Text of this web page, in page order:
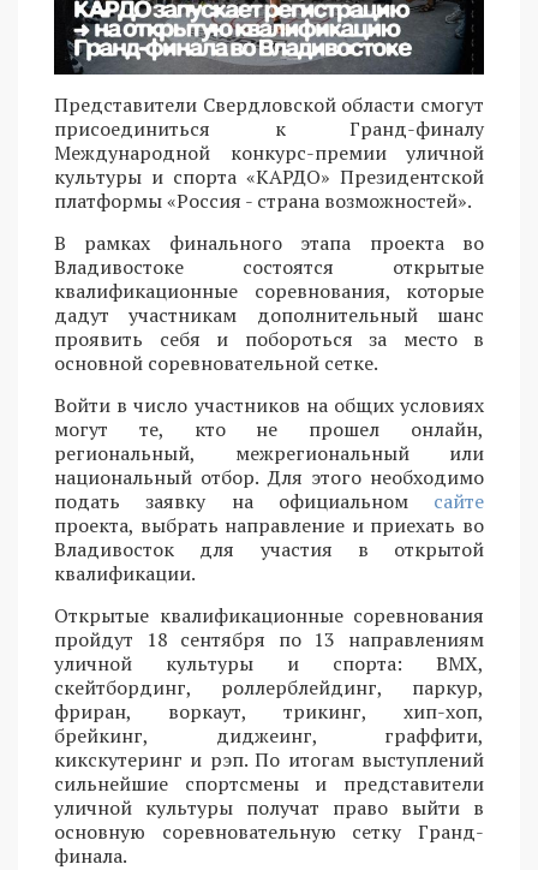
Представители Свердловской области смогут
присоединиться к Гранд-финалу
Международной конкурс-премии уличной
культуры и спорта «КАРДО» Президентской
платформы «Россия - страна возможностей».
В рамках финального этапа проекта во
Владивостоке состоятся открытые
квалификационные соревнования, которые
дадут участникам дополнительный шанс
проявить себя и побороться за место в
основной соревновательной сетке.
Войти в число участников на общих условиях
могут те, кто не прошел онлайн,
региональный, межрегиональный или
национальный отбор. Для этого необходимо
подать заявку на официальном сайте
проекта, выбрать направление и приехать во
Владивосток для участия в открытой
квалификации.
Открытые квалификационные соревнования
пройдут 18 сентября по 13 направлениям
уличной культуры и спорта: BMX,
скейтбординг, роллерблейдинг, паркур,
фриран, воркаут, трикинг, хип-хоп,
брейкинг, диджеинг, граффити,
кикскутеринг и рэп. По итогам выступлений
сильнейшие спортсмены и представители
уличной культуры получат право выйти в
основную соревновательную сетку Гранд-
финала.